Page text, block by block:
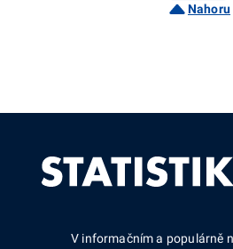
Nahoru
V informačním a populárně